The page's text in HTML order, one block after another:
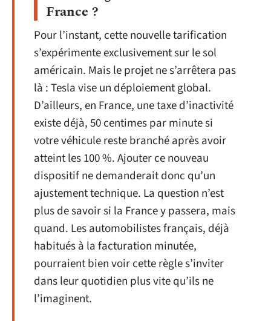
France ?
Pour l’instant, cette nouvelle tarification
s’expérimente exclusivement sur le sol
américain. Mais le projet ne s’arrêtera pas
là : Tesla vise un déploiement global.
D’ailleurs, en France, une taxe d’inactivité
existe déjà, 50 centimes par minute si
votre véhicule reste branché après avoir
atteint les 100 %. Ajouter ce nouveau
dispositif ne demanderait donc qu’un
ajustement technique. La question n’est
plus de savoir si la France y passera, mais
quand. Les automobilistes français, déjà
habitués à la facturation minutée,
pourraient bien voir cette règle s’inviter
dans leur quotidien plus vite qu’ils ne
l’imaginent.